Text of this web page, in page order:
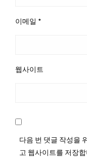
이메일 *
웹사이트
다음 번 댓글 작성을
고 웹사이트를 저장